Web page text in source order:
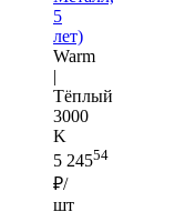
5
лет)
Warm
|
Тёплый
3000
K
5 24554
₽/
шт